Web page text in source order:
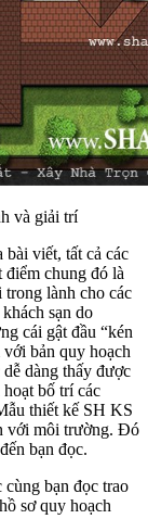
và giải trí
viết, tất cả các
chung đó là
lành cho các
sạn do
cái gật đầu “kén
bản quy hoạch
dàng thấy được
bố trí các
thiết kế SH KS
với môi trường. Đó
bạn đọc.
cùng bạn đọc trao
sơ quy hoạch